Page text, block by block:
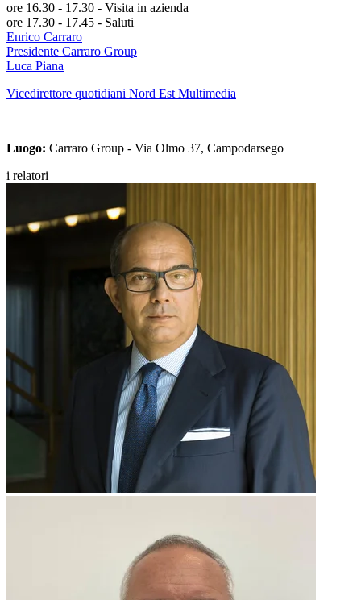
ore 16.30 - 17.30 - Visita in azienda
ore 17.30 - 17.45 - Saluti
Enrico Carraro
Presidente Carraro Group
Luca Piana
Vicedirettore quotidiani Nord Est Multimedia
Luogo: Carraro Group - Via Olmo 37, Campodarsego
i relatori